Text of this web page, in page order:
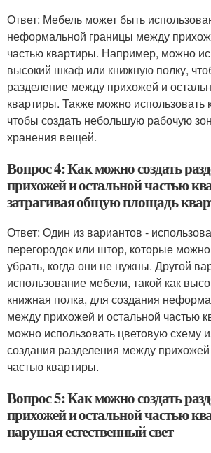
Ответ: Мебель может быть
неформальной границы между
частью квартиры. Например, можно
высокий шкаф или книжную полку,
разделение между прихожей и
квартиры. Также можно использовать
чтобы создать небольшую рабочую
хранения вещей.
Вопрос 4: Как можно создать
прихожей и остальной частью
затрагивая общую площадь
Ответ: Один из вариантов -
перегородок или штор, которые
убрать, когда они не нужны. Другой
использование мебели, такой как
книжная полка, для создания
между прихожей и остальной частью
можно использовать цветовую схему
создания разделения между
частью квартиры.
Вопрос 5: Как можно создать
прихожей и остальной частью
нарушая естественный свет